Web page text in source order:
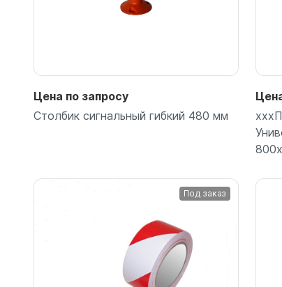
Подробнее
Цена по запросу
Столбик сигнальный гибкий 480 мм
Под заказ